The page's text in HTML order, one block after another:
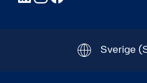
Sverige